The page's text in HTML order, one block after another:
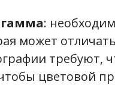
:
может
требуют,
цветовой